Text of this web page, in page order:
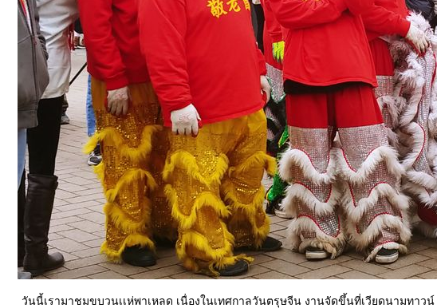
วันนี้เรามาชมขบวนเเห่พาเหลด เนื่องในเทศกาลวันตรุษจีน งานจัดขึ้นที่เวียดนามทา